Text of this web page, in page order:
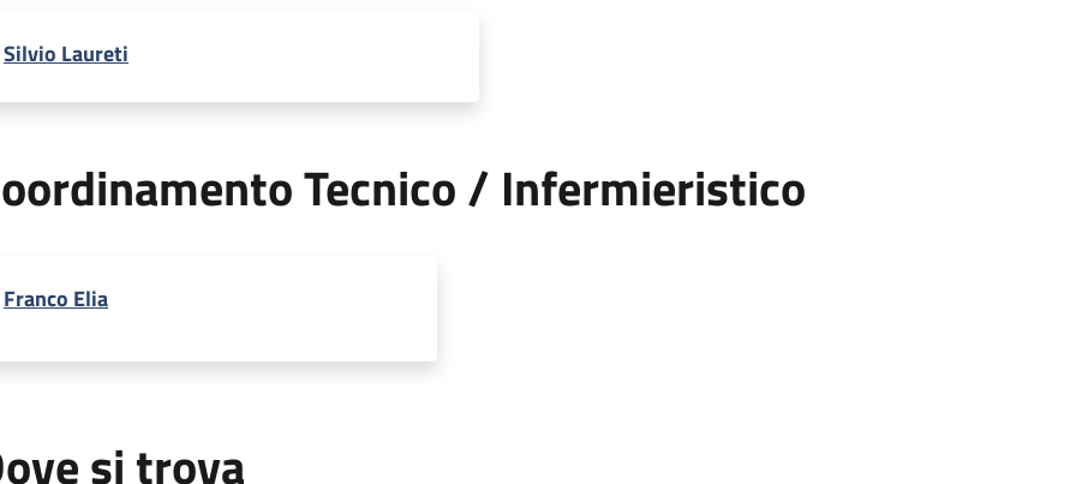
Silvio Laureti
Tecnico / Infermieristico
Franco Elia
si trova